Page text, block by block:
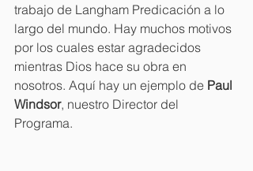
trabajo de Langham Predicación a lo
largo del mundo. Hay muchos motivos
por los cuales estar agradecidos
mientras Dios hace su obra en
nosotros. Aquí hay un ejemplo de Paul
Windsor, nuestro Director del
Programa.